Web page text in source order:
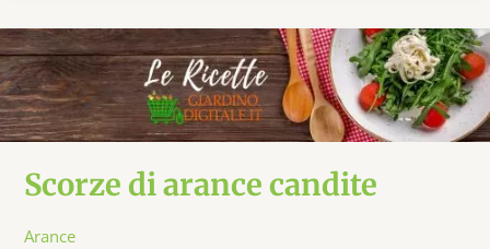
Scorze di arance candite
Arance
SCORZE
DI
ARANCE
CANDITE